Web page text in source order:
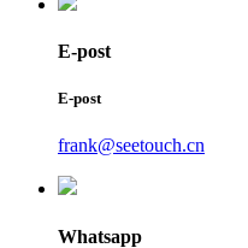
E-post
E-post
frank@seetouch.cn
Whatsapp